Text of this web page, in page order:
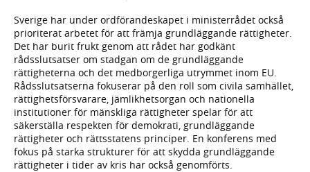
Sverige har under ordförandeskapet i ministerrådet också
prioriterat arbetet för att främja grundläggande rättigheter.
Det har burit frukt genom att rådet har godkänt
rådsslutsatser om stadgan om de grundläggande
rättigheterna och det medborgerliga utrymmet inom EU.
Rådsslutsatserna fokuserar på den roll som civila samhället,
rättighetsförsvarare, jämlikhetsorgan och nationella
institutioner för mänskliga rättigheter spelar för att
säkerställa respekten för demokrati, grundläggande
rättigheter och rättsstatens principer. En konferens med
fokus på starka strukturer för att skydda grundläggande
rättigheter i tider av kris har också genomförts.